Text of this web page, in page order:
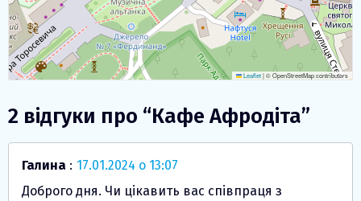
Leaflet|© OpenStreetMap contributors
2 відгуки про “Кафе Афродіта”
Галина : 17.01.2024 о 13:07
Доброго дня. Чи цікавить вас співпраця з